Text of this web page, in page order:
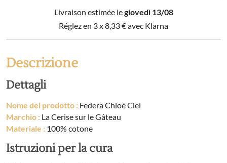
Livraison estimée legiovedì 13/08
Réglez en 3 x8,33€avec Klarna
Descrizione
Dettagli
Nome del prodotto : Federa Chloé Ciel
Marchio : La Cerise sur le Gâteau
Materiale : 100% cotone
Istruzioni per la cura